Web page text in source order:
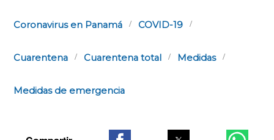
Coronavirus en Panamá COVID-19
Cuarentena Cuarentena total Medidas
Medidas de emergencia